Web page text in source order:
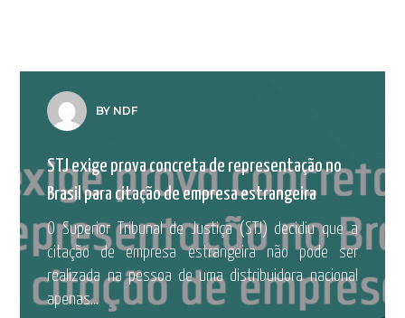
BY NDF
STJ exige prova concreta de representação no
Brasil para citação de empresa estrangeira
O Superior Tribunal de Justiça (STJ) decidiu que a
citação de empresa estrangeira não pode ser
realizada na pessoa de uma distribuidora nacional
apenas...